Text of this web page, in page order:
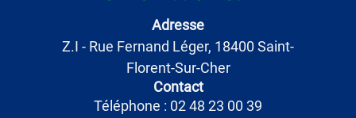
Adresse
Z.I - Rue Fernand Léger, 18400 Saint-
Florent-Sur-Cher
Contact
Téléphone : 02 48 23 00 39